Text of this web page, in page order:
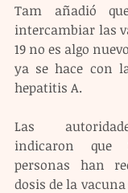
Tam añadió
intercambiar las
19 no es algo
ya se hace con
hepatitis A.
Las
indicaron que
personas han
dosis de la